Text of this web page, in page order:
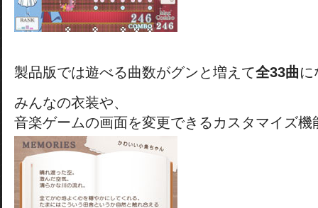
製品版では遊べる曲数がグンと増えて全33曲に
みんなの衣装や、
音楽ゲームの画面を変更できるカスタマイズ機